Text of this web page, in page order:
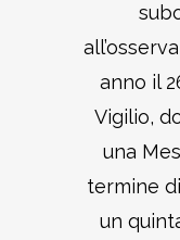
anno il
Vigilio,
una
termine
un